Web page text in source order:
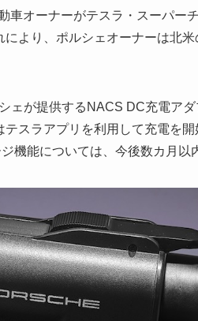
オーナーがテスラ・スーパー
より、ポルシェオーナーは北
が提供するNACS DC充電アダ
スラアプリを利用して充電を
機能については、今後数カ月以